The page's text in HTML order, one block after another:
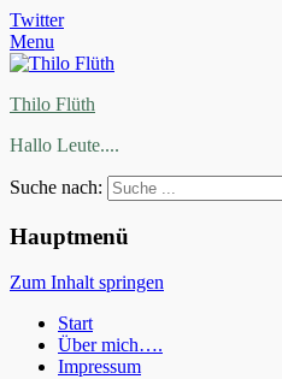
Twitter
Menu
Thilo Flüth
Hallo Leute....
Suche nach:
Hauptmenü
Zum Inhalt springen
Start
Über mich….
Impressum